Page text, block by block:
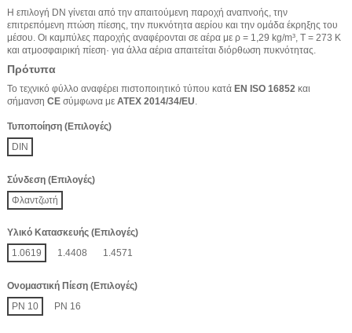
Η επιλογή DN γίνεται από την απαιτούμενη παροχή αναπνοής, την
επιτρεπόμενη πτώση πίεσης, την πυκνότητα αερίου και την ομάδα έκρηξης του
μέσου. Οι καμπύλες παροχής αναφέρονται σε αέρα με ρ = 1,29 kg/m³, T = 273 K
και ατμοσφαιρική πίεση· για άλλα αέρια απαιτείται διόρθωση πυκνότητας.
Πρότυπα
Το τεχνικό φύλλο αναφέρει πιστοποιητικό τύπου κατά EN ISO 16852 και
σήμανση CE σύμφωνα με ATEX 2014/34/EU.
Τυποποίηση (Επιλογές)
DIN
Σύνδεση (Επιλογές)
Φλαντζωτή
Υλικό Κατασκευής (Επιλογές)
1.0619
1.4408 1.4571
Ονομαστική Πίεση (Επιλογές)
PN 10
PN 16